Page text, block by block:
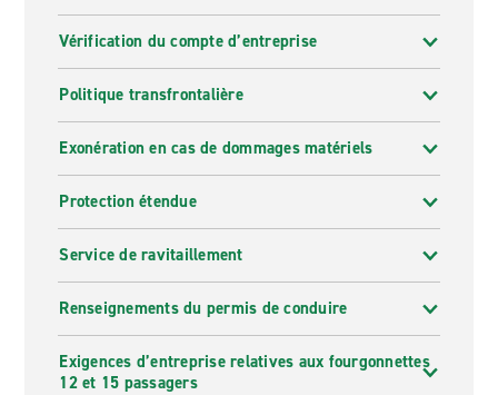
Vérification du compte d’entreprise
Politique transfrontalière
Exonération en cas de dommages matériels
Protection étendue
Service de ravitaillement
Renseignements du permis de conduire
Exigences d’entreprise relatives aux fourgonnettes
12 et 15 passagers